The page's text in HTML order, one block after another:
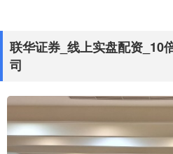
联华证券_线上实盘配资_10
司